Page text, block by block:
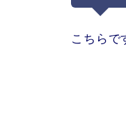
こちらで